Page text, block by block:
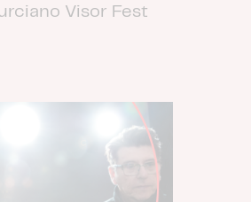
Visor Fest